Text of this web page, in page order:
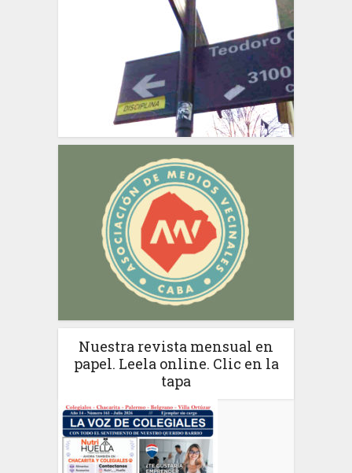
Nuestra revista mensual en
papel. Leela online. Clic en la
tapa